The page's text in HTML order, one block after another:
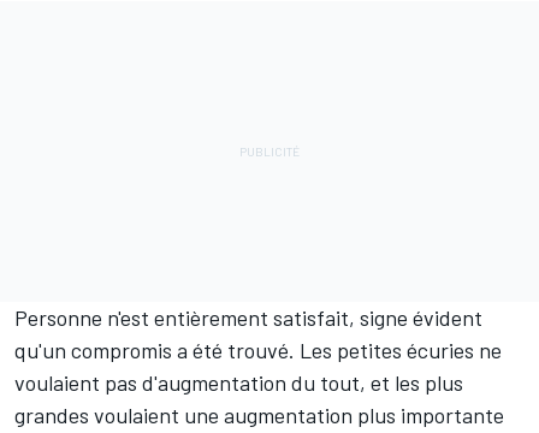
Personne n'est entièrement satisfait, signe évident
qu'un compromis a été trouvé. Les petites écuries ne
voulaient pas d'augmentation du tout, et les plus
grandes voulaient une augmentation plus importante